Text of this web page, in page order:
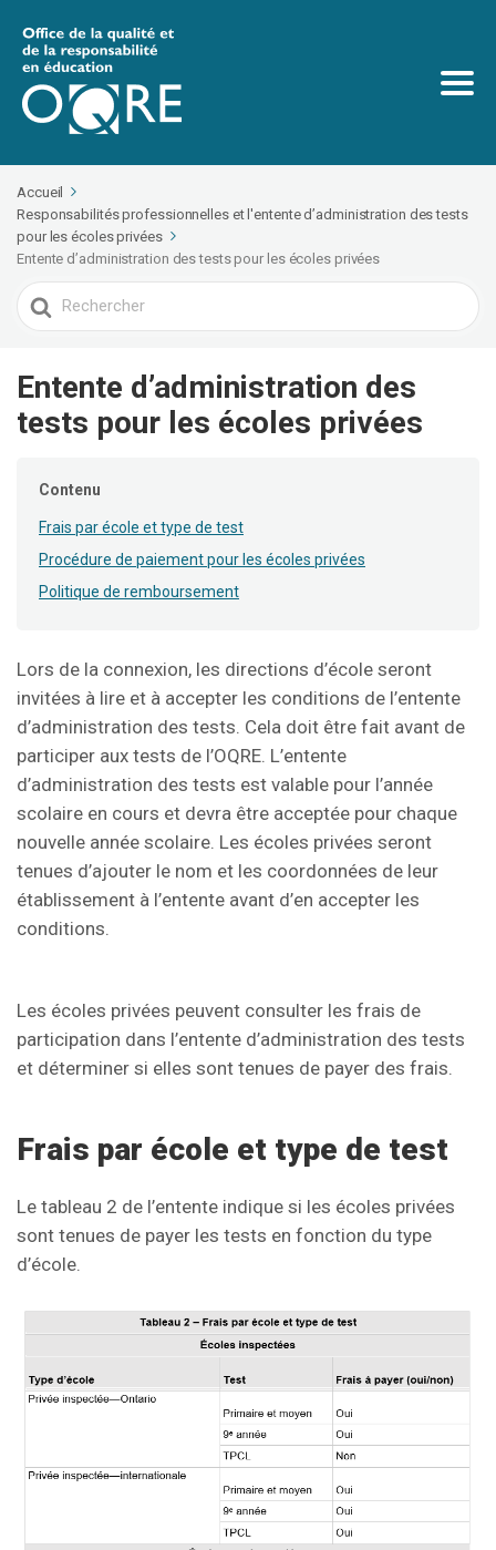
Accueil
Responsabilités professionnelles et l'entente d’administration des tests
pour les écoles privées
Entente d’administration des tests pour les écoles privées
Search
For
Entente d’administration des
tests pour les écoles privées
Contenu
Frais par école et type de test
Procédure de paiement pour les écoles privées
Politique de remboursement
Lors de la connexion, les directions d’école seront
invitées à lire et à accepter les conditions de l’entente
d’administration des tests. Cela doit être fait avant de
participer aux tests de l’OQRE. L’entente
d’administration des tests est valable pour l’année
scolaire en cours et devra être acceptée pour chaque
nouvelle année scolaire. Les écoles privées seront
tenues d’ajouter le nom et les coordonnées de leur
établissement à l’entente avant d’en accepter les
conditions.
Les écoles privées peuvent consulter les frais de
participation dans l’entente d’administration des tests
et déterminer si elles sont tenues de payer des frais.
Frais par école et type de test
Le tableau 2 de l’entente indique si les écoles privées
sont tenues de payer les tests en fonction du type
d’école.